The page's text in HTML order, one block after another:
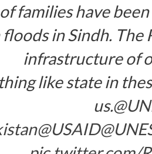
families have
in Sindh.
infrastructure of
like state in
us.
@USAID